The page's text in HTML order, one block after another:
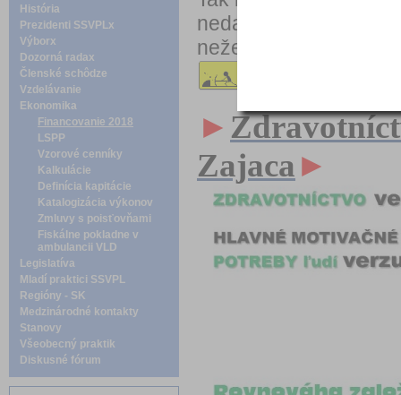
História
Prezidenti SSVPLx
Výborx
Dozorná radax
Členské schôdze
Vzdelávanie
Ekonomika
Financovanie 2018
LSPP
Vzorové cenníky
Kalkulácie
Definícia kapitácie
Katalogizácia výkonov
Zmluvy s poisťovňami
Fiskálne pokladne v
ambulancii VLD
Legislatíva
Mladí praktici SSVPL
Regióny - SK
Medzinárodné kontakty
Stanovy
Všeobecný praktik
Diskusné fórum
nedajme sa zlomiť,
nežerme sa sami až
►
Zajaca ►